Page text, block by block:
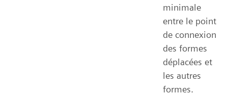
minimale
entre le point
de connexion
des formes
déplacées et
les autres
formes.